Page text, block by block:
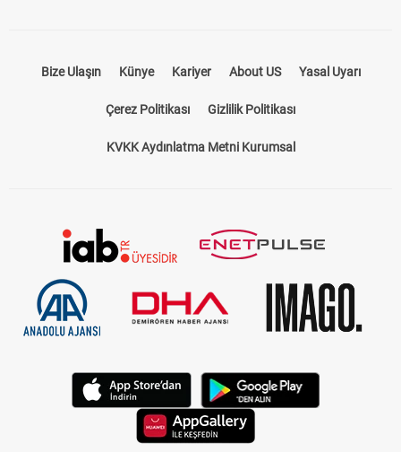
Bize Ulaşın Künye Kariyer About US Yasal Uyarı
Çerez Politikası Gizlilik Politikası
KVKK Aydınlatma Metni Kurumsal